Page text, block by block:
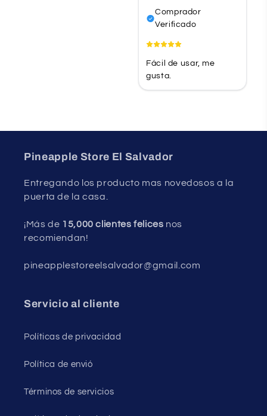
Comprador
Verificado
Fácil de usar, me
gusta.
Pineapple Store El Salvador
Entregando los producto mas novedosos a la
puerta de la casa.
¡Más de 15,000 clientes felices nos
recomiendan!
pineapplestoreelsalvador@gmail.com
Servicio al cliente
Políticas de privacidad
Política de envió
Términos de servicios